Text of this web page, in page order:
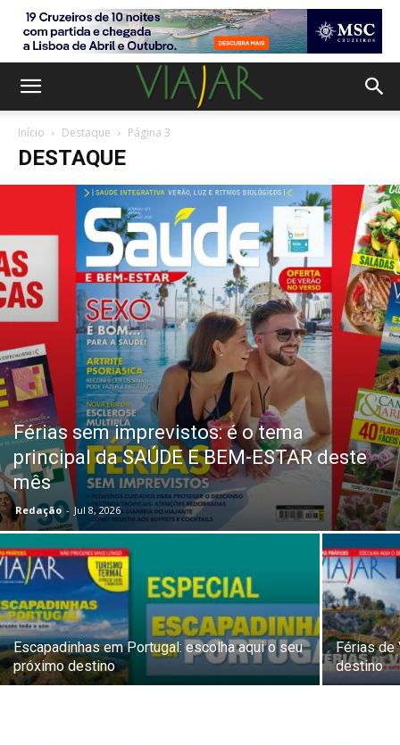
Início Destaque Página 3
DESTAQUE
Férias sem imprevistos: é o tema
principal da SAÚDE E BEM-ESTAR deste
mês
Redação - Jul 8, 2026
Escapadinhas em Portugal: escolha aqui o seu
próximo destino
Férias de
destino